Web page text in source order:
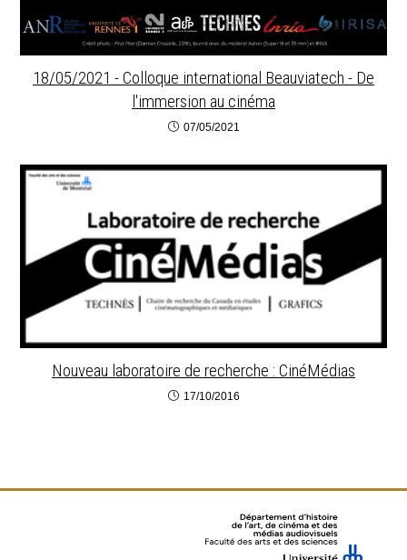
18/05/2021 - Colloque international Beauviatech - De
l'immersion au cinéma
07/05/2021
Nouveau laboratoire de recherche : CinéMédias
17/10/2016